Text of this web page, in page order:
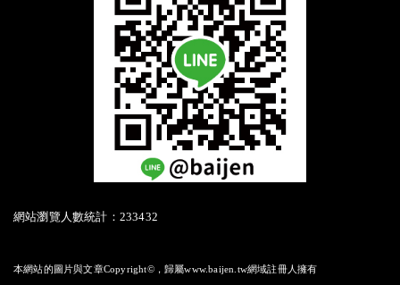
網站瀏覽人數統計：233432
本網站的圖片與文章Copyright©，歸屬www.baijen.tw網域註冊人擁有